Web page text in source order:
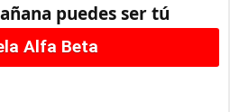
puedes ser tú
Alfa Beta